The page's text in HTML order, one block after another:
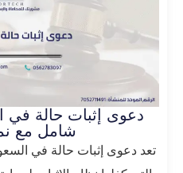
شامل مع
تعد دعوى إثبات حالة في